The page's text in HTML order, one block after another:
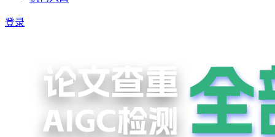
登录